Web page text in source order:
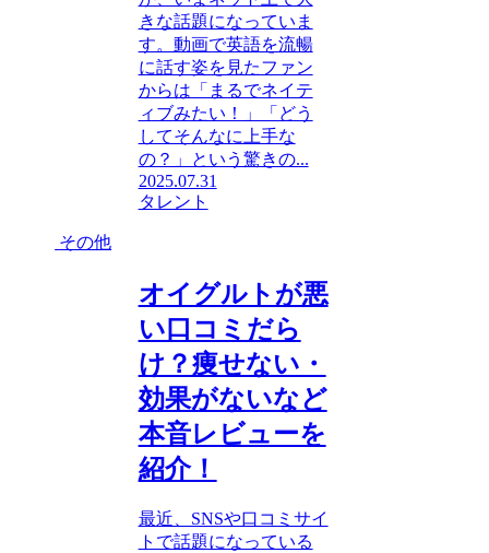
きな話題になっていま
す。動画で英語を流暢
に話す姿を見たファン
からは「まるでネイテ
ィブみたい！」「どう
してそんなに上手な
の？」という驚きの...
2025.07.31
タレント
その他
オイグルトが悪
い口コミだら
け？痩せない・
効果がないなど
本音レビューを
紹介！
最近、SNSや口コミサイ
トで話題になっている